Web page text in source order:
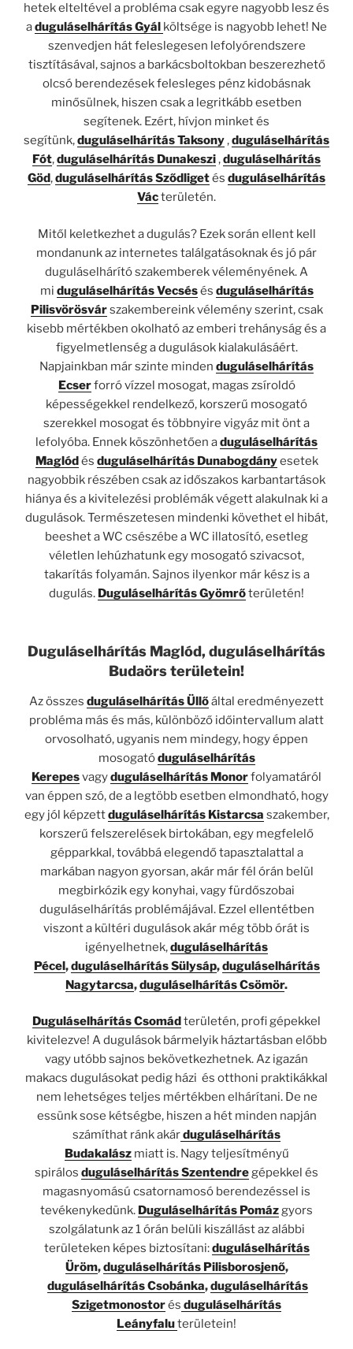
hetek elteltével a probléma csak egyre nagyobb lesz és
aduguláselhárítás Gyál költsége is nagyobb lehet! Ne
szenvedjen hát feleslegesen lefolyórendszere
tisztításával, sajnos a barkácsboltokban beszerezhető
olcsó berendezések felesleges pénz kidobásnak
minősülnek, hiszen csak a legritkább esetben
segítenek. Ezért, hívjon minket és
segítünk,duguláselhárítás Taksony,duguláselhárítás
Fót,duguláselhárítás Dunakeszi,duguláselhárítás
Göd,duguláselhárítás Sződligetés duguláselhárítás
Vácterületén.
Mitől keletkezhet a dugulás? Ezek során ellent kell
mondanunk az internetes találgatásoknak és jó pár
duguláselhárító szakemberek véleményének. A
mi duguláselhárítás Vecsésés duguláselhárítás
Pilisvörösvárszakembereink vélemény szerint, csak
kisebb mértékben okolható az emberi trehányság és a
figyelmetlenség a dugulások kialakulásáért.
Napjainkban már szinte minden duguláselhárítás
Ecserforró vízzel mosogat, magas zsíroldó
képességekkel rendelkező, korszerű mosogató
szerekkel mosogat és többnyire vigyáz mit önt a
lefolyóba. Ennek köszönhetően aduguláselhárítás
Maglódés duguláselhárítás Dunabogdányesetek
nagyobbik részében csak az időszakos karbantartások
hiánya és a kivitelezési problémák végett alakulnak ki a
dugulások. Természetesen mindenki követhet el hibát,
beeshet a WC csészébe a WC illatosító, esetleg
véletlen lehúzhatunk egy mosogató szivacsot,
takarítás folyamán. Sajnos ilyenkor már kész is a
dugulás. Duguláselhárítás Gyömrőterületén!
Duguláselhárítás Maglód, duguláselhárítás
Budaörs területein!
Az összes duguláselhárítás Üllőáltal eredményezett
probléma más és más, különböző időintervallum alatt
orvosolható, ugyanis nem mindegy, hogy éppen
mosogatóduguláselhárítás
Kerepesvagyduguláselhárítás Monorfolyamatáról
van éppen szó, de a legtöbb esetben elmondható, hogy
egy jól képzettduguláselhárítás Kistarcsa szakember,
korszerű felszerelések birtokában, egy megfelelő
gépparkkal, továbbá elegendő tapasztalattal a
markában nagyon gyorsan, akár már fél órán belül
megbirkózik egy konyhai, vagy fürdőszobai
duguláselhárítás problémájával. Ezzel ellentétben
viszont a kültéri dugulások akár még több órát is
igényelhetnek,duguláselhárítás
Pécel,duguláselhárítás Sülysáp,duguláselhárítás
Nagytarcsa,duguláselhárítás Csömör.
Duguláselhárítás Csomádterületén, profi gépekkel
kivitelezve! A dugulások bármelyik háztartásban előbb
vagy utóbb sajnos bekövetkezhetnek. Az igazán
makacs dugulásokat pedig házi és otthoni praktikákkal
nem lehetséges teljes mértékben elhárítani. De ne
essünk sose kétségbe, hiszen a hét minden napján
számíthat ránk akárduguláselhárítás
Budakalászmiatt is. Nagy teljesítményű
spirálos duguláselhárítás Szentendregépekkel és
magasnyomású csatornamosó berendezéssel is
tevékenykedünk. Duguláselhárítás Pomázgyors
szolgálatunk az 1 órán belüli kiszállást az alábbi
területeken képes biztosítani:duguláselhárítás
Üröm,duguláselhárítás Pilisborosjenő,
duguláselhárítás Csobánka,duguláselhárítás
Szigetmonostorés duguláselhárítás
Leányfaluterületein!